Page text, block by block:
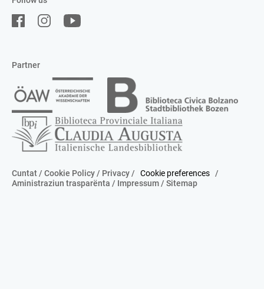
Partner
Cuntat/ Cookie Policy/ Privacy/ Cookie preferences /
Aministraziun trasparënta / Impressum/ Sitemap